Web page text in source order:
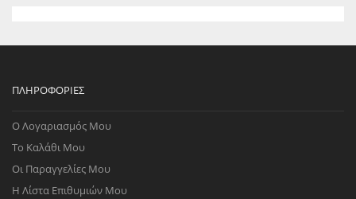
ΠΛΗΡΟΦΟΡΊΕΣ
Ο Λογαριασμός Μου
Το Καλάθι Μου
Οι Παραγγελίες Μου
Η Λίστα Επιθυμιών Μου